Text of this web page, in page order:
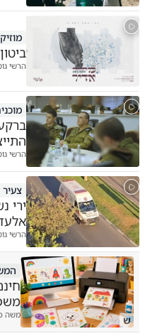
הרשי
הרשי
צעיר
ירי
הרשי
ש משה